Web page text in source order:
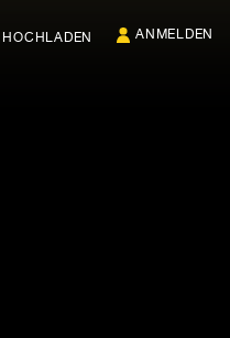
HOCHLADEN ANMELDEN